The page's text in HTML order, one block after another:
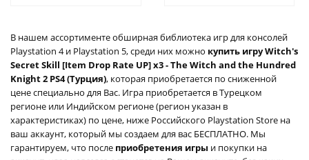
В нашем ассортименте обширная библиотека игр для консолей
Playstation 4 и Playstation 5, среди них можно купить игру Witch's
Secret Skill [Item Drop Rate UP] x3 - The Witch and the Hundred
Knight 2 PS4 (Турция), которая приобретается по сниженной
цене специально для Вас. Игра приобретается в Турецком
регионе или Индийском регионе (регион указан в
характеристиках) по цене, ниже Российского Playstation Store на
ваш аккаунт, который мы создаем для вас БЕСПЛАТНО. Мы
гарантируем, что после приобретения игры и покупки на